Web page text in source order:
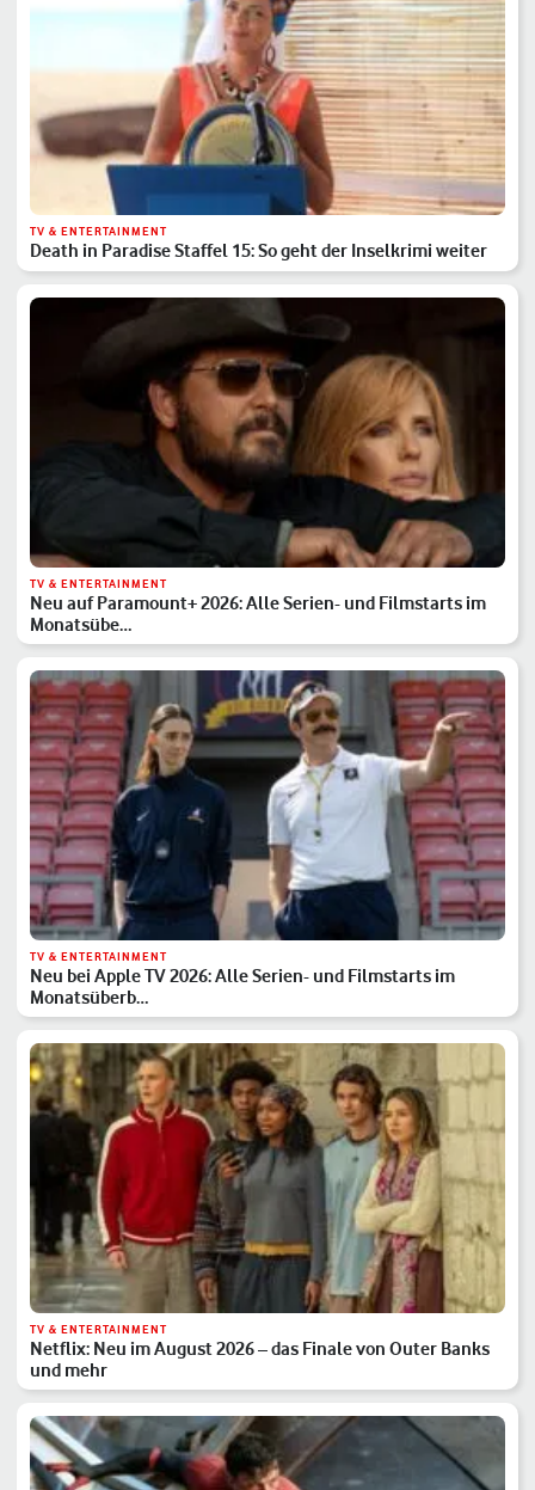
TV & ENTERTAINMENT
Death in Paradise Staffel 15: So geht der Inselkrimi weiter
TV & ENTERTAINMENT
Neu auf Paramount+ 2026: Alle Serien- und Filmstarts im
Monatsübe…
TV & ENTERTAINMENT
Neu bei Apple TV 2026: Alle Serien- und Filmstarts im
Monatsüberb…
TV & ENTERTAINMENT
Netflix: Neu im August 2026 – das Finale von Outer Banks
und mehr